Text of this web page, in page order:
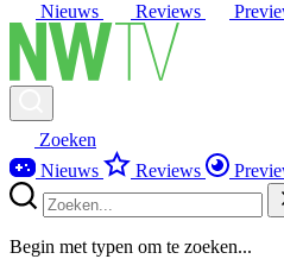
Nieuws Reviews
Zoeken
Nieuws
Reviews
Begin met typen om te zoeken...